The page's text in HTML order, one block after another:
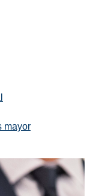
mayor